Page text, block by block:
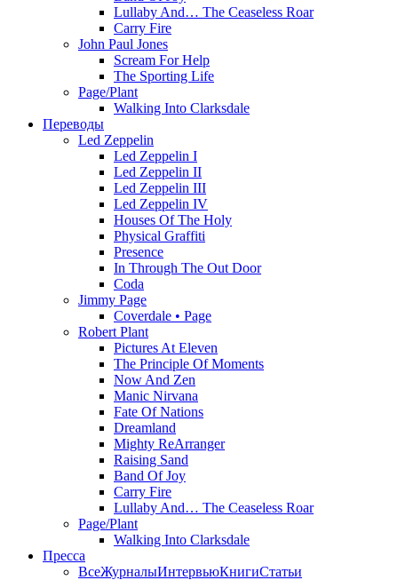
Lullaby And… The Ceaseless Roar
Carry Fire
John Paul Jones
Scream For Help
The Sporting Life
Page/Plant
Walking Into Clarksdale
Переводы
Led Zeppelin
Led Zeppelin I
Led Zeppelin II
Led Zeppelin III
Led Zeppelin IV
Houses Of The Holy
Physical Graffiti
Presence
In Through The Out Door
Coda
Jimmy Page
Coverdale • Page
Robert Plant
Pictures At Eleven
The Principle Of Moments
Now And Zen
Manic Nirvana
Fate Of Nations
Dreamland
Mighty ReArranger
Raising Sand
Band Of Joy
Carry Fire
Lullaby And… The Ceaseless Roar
Page/Plant
Walking Into Clarksdale
Пресса
ВсеЖурналыИнтервьюКнигиСтатьи